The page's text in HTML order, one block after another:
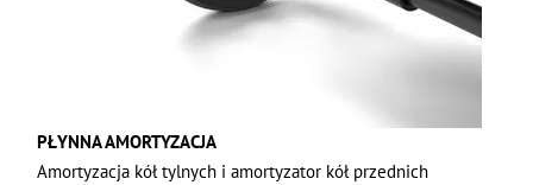
PŁYNNA AMORTYZACJA
Amortyzacja kół tylnych i amortyzator kół przednich